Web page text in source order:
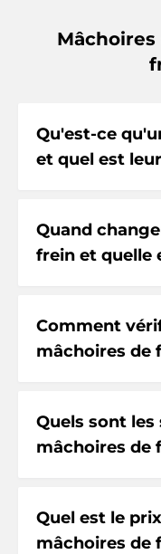
Qu'est-ce
et quel est
Quand
frein et quelle
Comment
mâchoires de
Quels sont
mâchoires de
Quel est le
mâchoires de